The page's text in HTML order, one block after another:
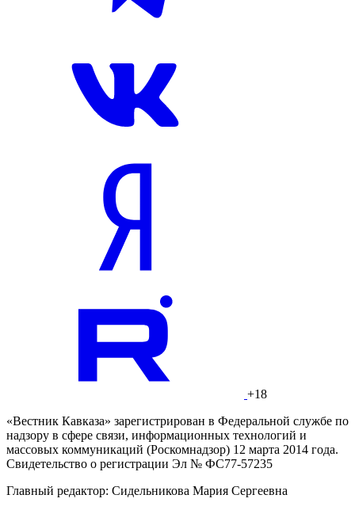
+18
«Вестник Кавказа» зарегистрирован в Федеральной службе по
надзору в сфере связи, информационных технологий и
массовых коммуникаций (Роскомнадзор) 12 марта 2014 года.
Свидетельство о регистрации Эл № ФС77-57235
Главный редактор: Сидельникова Мария Сергеевна